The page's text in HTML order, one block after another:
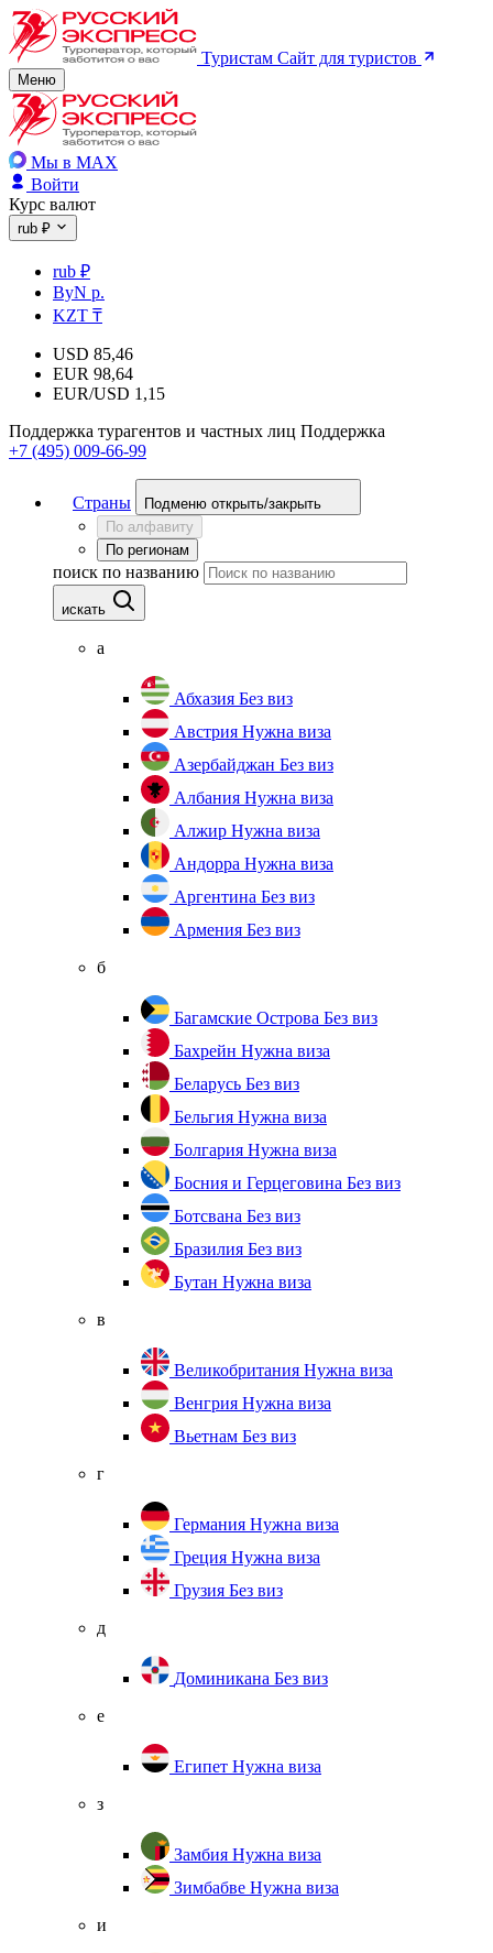
Туристам Сайт для туристов
Меню
Мы в MAX
Войти
Курс валют
rub ₽
rub ₽
ByN р.
KZT ₸
USD 85,46
EUR 98,64
EUR/USD 1,15
Поддержка турагентов и частных лиц Поддержка
+7 (495) 009-66-99
Страны
Подменю открыть/закрыть
По алфавиту
По регионам
поиск по названию
искать
а
Абхазия Без виз
Австрия Нужна виза
Азербайджан Без виз
Албания Нужна виза
Алжир Нужна виза
Андорра Нужна виза
Аргентина Без виз
Армения Без виз
б
Багамские Острова Без виз
Бахрейн Нужна виза
Беларусь Без виз
Бельгия Нужна виза
Болгария Нужна виза
Босния и Герцеговина Без виз
Ботсвана Без виз
Бразилия Без виз
Бутан Нужна виза
в
Великобритания Нужна виза
Венгрия Нужна виза
Вьетнам Без виз
г
Германия Нужна виза
Греция Нужна виза
Грузия Без виз
д
Доминикана Без виз
е
Египет Нужна виза
з
Замбия Нужна виза
Зимбабве Нужна виза
и